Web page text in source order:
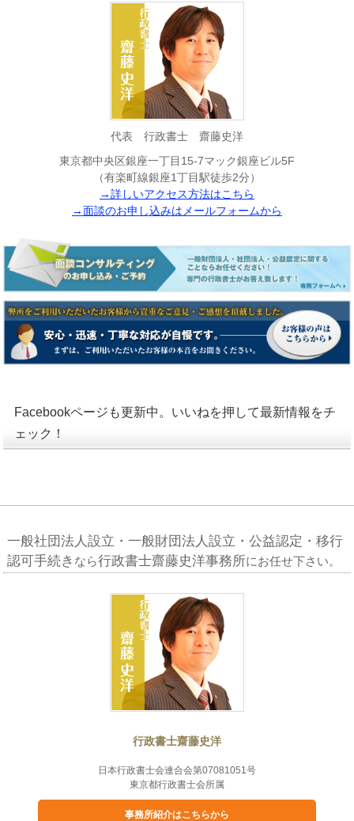
代表 行政書士 齋藤史洋
東京都中央区銀座一丁目15-7マック銀座ビル5F
（有楽町線銀座1丁目駅徒歩2分）
→詳しいアクセス方法はこちら
→面談のお申し込みはメールフォームから
Facebookページも更新中。いいねを押して最新情報をチ
ェック！
一般社団法人設立・一般財団法人設立・公益認定・移行
認可手続き なら行政書士齋藤史洋事務所にお任せ下さい。
行政書士齋藤史洋
日本行政書士会連合会第07081051号
東京都行政書士会所属
事務所紹介はこちらから